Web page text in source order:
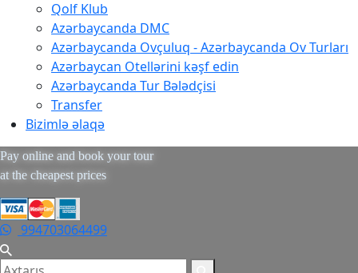
Qolf Klub
Azərbaycanda DMC
Azərbaycanda Ovçuluq - Azərbaycanda Ov Turları
Azərbaycan Otellərini kəşf edin
Azərbaycanda Tur Bələdçisi
Transfer
Bizimlə əlaqə
Pay online and book your tour
at the cheapest prices
994703064499